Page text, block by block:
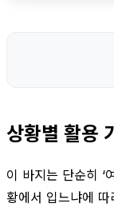
상황별 활용
이 바지는 단순히 ‘
황에서 입느냐에